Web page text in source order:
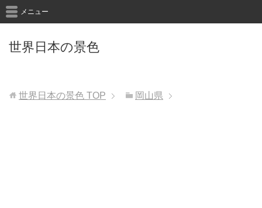
世界日本の景色
メニュー
世界日本の景色 TOP 岡山県